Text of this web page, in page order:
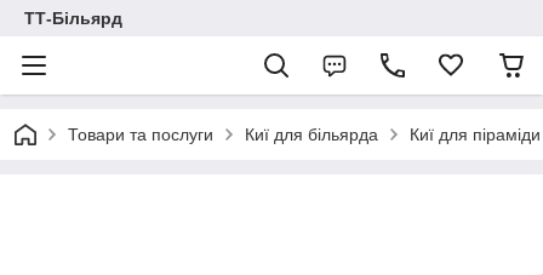
ТТ-Більярд
Товари та послуги Киї для більярда Киї для піраміди